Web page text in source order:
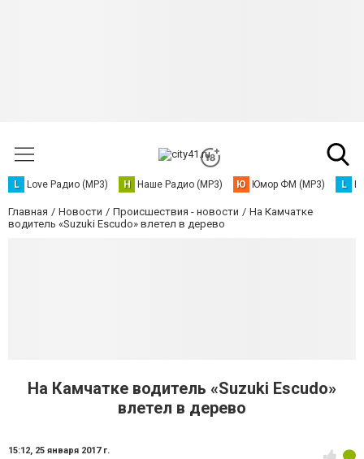
L Love Радио (MP3) Н Наше Радио (MP3) Ю Юмор ФМ (MP3) L
Главная Новости Происшествия - новости
На Камчатке
водитель «Suzuki Escudo» влетел в дерево
На Камчатке водитель «Suzuki Escudo»
влетел в дерево
15:12, 25 января 2017 г.